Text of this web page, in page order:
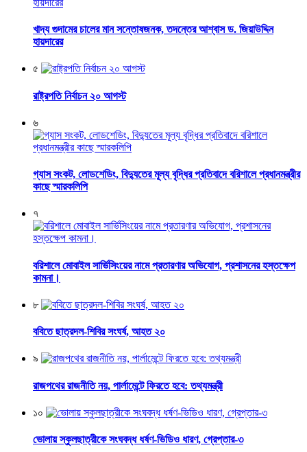
খাদ্য গুদামের চালের মান সন্তোষজনক, তদন্তের আশ্বাস ড. জিয়াউদ্দিন
হায়দারের
৫
রাষ্ট্রপতি নির্বাচন ২০ আগস্ট
৬
গ্যাস সংকট, লোডশেডিং, বিদ্যুতের মূল্য বৃদ্ধির প্রতিবাদে বরিশালে প্রধানমন্ত্রীর
কাছে স্মারকলিপি
৭
বরিশালে মোবাইল সার্ভিসিংয়ের নামে প্রতারণার অভিযোগ, প্রশাসনের হস্তক্ষেপ
কামনা।
৮
ববিতে ছাত্রদল-শিবির সংঘর্ষ, আহত ২০
৯
রাজপথের রাজনীতি নয়, পার্লামেন্টে ফিরতে হবে: তথ্যমন্ত্রী
১০
ভোলায় স্কুলছাত্রীকে সংঘবদ্ধ ধর্ষণ-ভিডিও ধারণ, গ্রেপ্তার-৩